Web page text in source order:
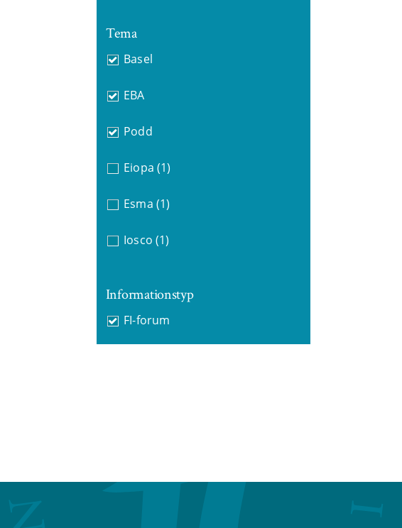
Tema
Basel
EBA
Podd
Eiopa (1)
Esma (1)
Iosco (1)
Informationstyp
FI-forum